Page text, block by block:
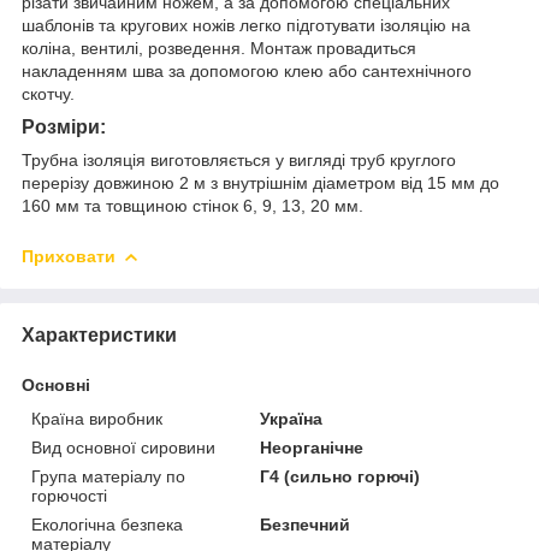
шаблонів та кругових ножів легко підготувати ізоляцію на
коліна, вентилі, розведення. Монтаж провадиться
накладенням шва за допомогою клею або сантехнічного
скотчу.
Розміри:
Трубна ізоляція виготовляється у вигляді труб круглого
перерізу довжиною 2 м з внутрішнім діаметром від 15 мм до
160 мм та товщиною стінок 6, 9, 13, 20 мм.
Приховати
Характеристики
Основні
Країна виробник
Україна
Вид основної сировини
Неорганічне
Група матеріалу по
горючості
Г4 (сильно горючі)
Екологічна безпека
матеріалу
Безпечний